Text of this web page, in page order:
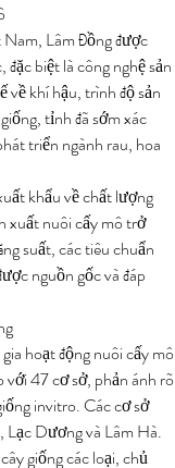
Lâm Đồng được
biệt là công nghệ sản
khí hậu, trình độ sản
tỉnh đã sớm xác
triển ngành rau, hoa
khẩu về chất lượng
xuất nuôi cấy mô trở
suất, các tiêu chuẩn
nguồn gốc và đáp
hoạt động nuôi cấy mô
với 47 cơ sở, phản ánh rõ
invitro. Các cơ sở
Lạc Dương và Lâm Hà.
giống các loại, chủ